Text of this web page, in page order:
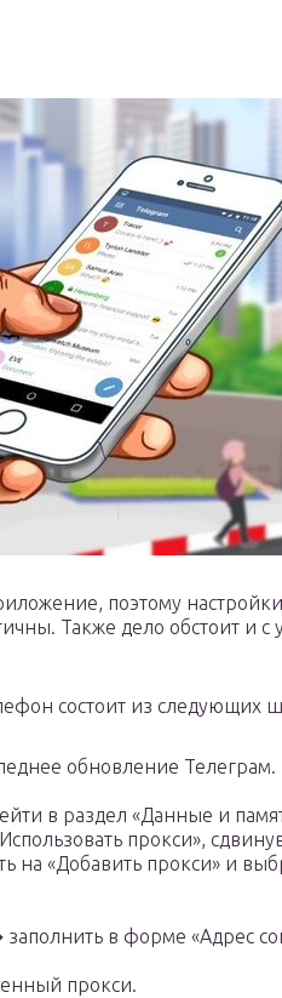
поэтому
Также дело обстоит и с
состоит из следующих
обновление Телеграм.
в раздел «Данные и
прокси»,
на «Добавить прокси» и
в форме «Адрес
прокси.